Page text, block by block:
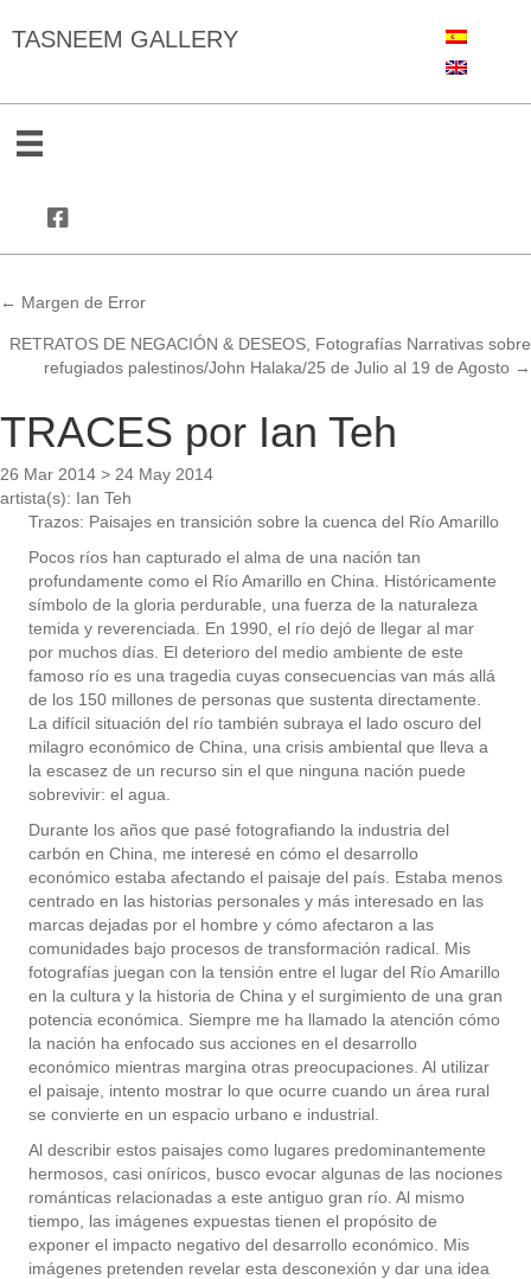
TASNEEM GALLERY
Posts
navigation
← Margen de Error
RETRATOS DE NEGACIÓN & DESEOS, Fotografías Narrativas sobre
refugiados palestinos/John Halaka/25 de Julio al 19 de Agosto →
TRACES por Ian Teh
26 Mar 2014 > 24 May 2014
artista(s): Ian Teh
Trazos: Paisajes en transición sobre la cuenca del Río Amarillo
Pocos ríos han capturado el alma de una nación tan
profundamente como el Río Amarillo en China. Históricamente
símbolo de la gloria perdurable, una fuerza de la naturaleza
temida y reverenciada. En 1990, el río dejó de llegar al mar
por muchos días. El deterioro del medio ambiente de este
famoso río es una tragedia cuyas consecuencias van más allá
de los 150 millones de personas que sustenta directamente.
La difícil situación del río también subraya el lado oscuro del
milagro económico de China, una crisis ambiental que lleva a
la escasez de un recurso sin el que ninguna nación puede
sobrevivir: el agua.
Durante los años que pasé fotografiando la industria del
carbón en China, me interesé en cómo el desarrollo
económico estaba afectando el paisaje del país. Estaba menos
centrado en las historias personales y más interesado en las
marcas dejadas por el hombre y cómo afectaron a las
comunidades bajo procesos de transformación radical. Mis
fotografías juegan con la tensión entre el lugar del Río Amarillo
en la cultura y la historia de China y el surgimiento de una gran
potencia económica. Siempre me ha llamado la atención cómo
la nación ha enfocado sus acciones en el desarrollo
económico mientras margina otras preocupaciones. Al utilizar
el paisaje, intento mostrar lo que ocurre cuando un área rural
se convierte en un espacio urbano e industrial.
Al describir estos paisajes como lugares predominantemente
hermosos, casi oníricos, busco evocar algunas de las nociones
románticas relacionadas a este antiguo gran río. Al mismo
tiempo, las imágenes expuestas tienen el propósito de
exponer el impacto negativo del desarrollo económico. Mis
imágenes pretenden revelar esta desconexión y dar una idea